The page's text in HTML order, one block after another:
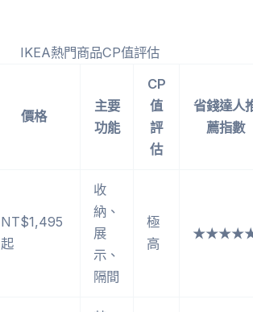
IKEA熱門商品CP值評估
價格
主要
功能
CP
值
評
估
省錢達人
薦指數
NT$1,495
起
收
納、
展
示、
隔間
極
高